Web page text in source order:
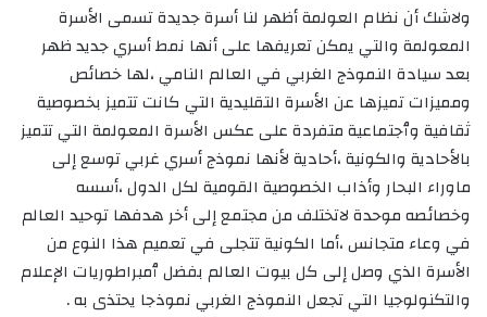
ولاشك أن نظام العولمة أظهر لنا أسرة جديدة تسمى الأسرة
المعولمة والتي يمكن تعريفها على أنها نمط أسري جديد ظهر
بعد سيادة النموذج الغربي في العالم النامي ،لها خصائص
ومميزات تميزها عن الأسرة التقليدية التي كانت تتميز بخصوصية
ثقافية وٱجتماعية متفردة على عكس الأسرة المعولمة التي تتميز
بالأحادية والكونية ،أحادية لأنها نموذج أسري غربي توسع إلى
ماوراء البحار وأذاب الخصوصية القومية لكل الدول ،أسسه
وخصائصه موحدة لاتختلف من مجتمع إلى أخر هدفها توحيد العالم
في وعاء متجانس ،أما الكونية تتجلى في تعميم هذا النوع من
الأسرة الذي وصل إلى كل بيوت العالم بفضل ٱمبراطوريات الإعلام
والتكنولوجيا التي تجعل النموذج الغربي نموذجا يحتذى به .